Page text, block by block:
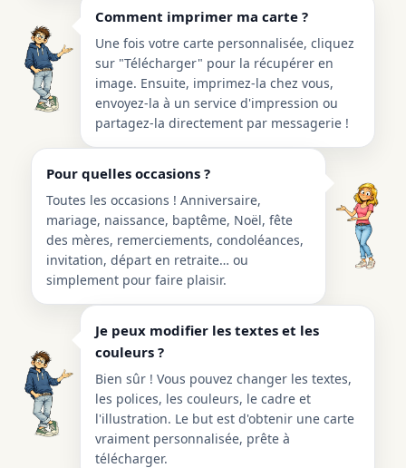
Comment imprimer ma carte ?
Une fois votre carte personnalisée, cliquez
sur "Télécharger" pour la récupérer en
image. Ensuite, imprimez-la chez vous,
envoyez-la à un service d'impression ou
partagez-la directement par messagerie !
Pour quelles occasions ?
Toutes les occasions ! Anniversaire,
mariage, naissance, baptême, Noël, fête
des mères, remerciements, condoléances,
invitation, départ en retraite… ou
simplement pour faire plaisir.
Je peux modifier les textes et les
couleurs ?
Bien sûr ! Vous pouvez changer les textes,
les polices, les couleurs, le cadre et
l'illustration. Le but est d'obtenir une carte
vraiment personnalisée, prête à
télécharger.